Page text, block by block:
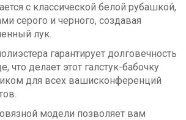
с классической белой рубашкой,
серого и черного, создавая
лук.
гарантирует долговечность
что делает этот галстук-бабочку
для всех вашисконференций
модели позволяет вам